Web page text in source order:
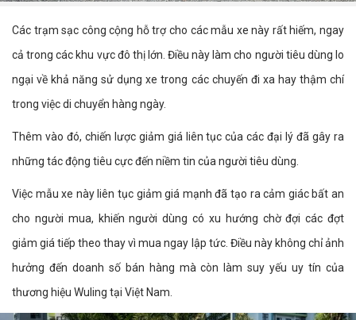
Các trạm sạc công cộng hỗ trợ cho các mẫu xe này rất hiếm, ngay
cả trong các khu vực đô thị lớn. Điều này làm cho người tiêu dùng lo
ngại về khả năng sử dụng xe trong các chuyến đi xa hay thậm chí
trong việc di chuyển hàng ngày.
Thêm vào đó, chiến lược giảm giá liên tục của các đại lý đã gây ra
những tác động tiêu cực đến niềm tin của người tiêu dùng.
Việc mẫu xe này liên tục giảm giá mạnh đã tạo ra cảm giác bất an
cho người mua, khiến người dùng có xu hướng chờ đợi các đợt
giảm giá tiếp theo thay vì mua ngay lập tức. Điều này không chỉ ảnh
hưởng đến doanh số bán hàng mà còn làm suy yếu uy tín của
thương hiệu Wuling tại Việt Nam.